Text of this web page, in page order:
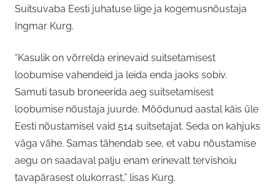
Suitsuvaba Eesti juhatuse liige ja kogemusnõustaja
Ingmar Kurg.
“Kasulik on võrrelda erinevaid suitsetamisest
loobumise vahendeid ja leida enda jaoks sobiv.
Samuti tasub broneerida aeg suitsetamisest
loobumise nõustaja juurde. Möödunud aastal käis üle
Eesti nõustamisel vaid 514 suitsetajat. Seda on kahjuks
väga vähe. Samas tähendab see, et vabu nõustamise
aegu on saadaval palju enam erinevalt tervishoiu
tavapärasest olukorrast,” lisas Kurg.